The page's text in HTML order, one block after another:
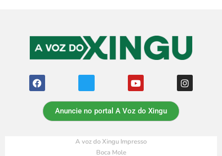
Anuncie no portal A Voz do Xingu
A voz do Xingu Impresso
Boca Mole